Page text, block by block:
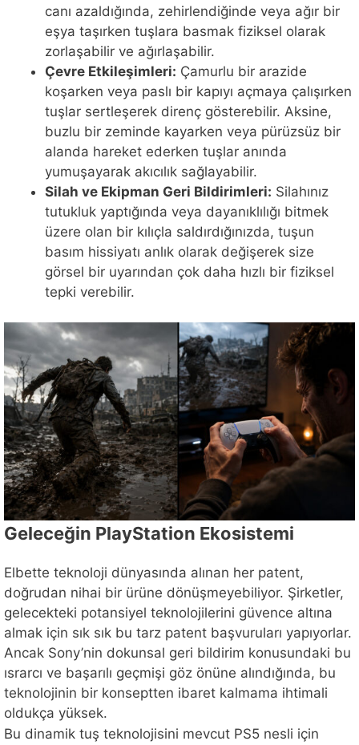
canı azaldığında, zehirlendiğinde veya ağır bir
eşya taşırken tuşlara basmak fiziksel olarak
zorlaşabilir ve ağırlaşabilir.
Çevre Etkileşimleri: Çamurlu bir arazide
koşarken veya paslı bir kapıyı açmaya çalışırken
tuşlar sertleşerek direnç gösterebilir. Aksine,
buzlu bir zeminde kayarken veya pürüzsüz bir
alanda hareket ederken tuşlar anında
yumuşayarak akıcılık sağlayabilir.
Silah ve Ekipman Geri Bildirimleri: Silahınız
tutukluk yaptığında veya dayanıklılığı bitmek
üzere olan bir kılıçla saldırdığınızda, tuşun
basım hissiyatı anlık olarak değişerek size
görsel bir uyarından çok daha hızlı bir fiziksel
tepki verebilir.
Geleceğin PlayStation Ekosistemi
Elbette teknoloji dünyasında alınan her patent,
doğrudan nihai bir ürüne dönüşmeyebiliyor. Şirketler,
gelecekteki potansiyel teknolojilerini güvence altına
almak için sık sık bu tarz patent başvuruları yapıyorlar.
Ancak Sony’nin dokunsal geri bildirim konusundaki bu
ısrarcı ve başarılı geçmişi göz önüne alındığında, bu
teknolojinin bir konseptten ibaret kalmama ihtimali
oldukça yüksek.
Bu dinamik tuş teknolojisini mevcut PS5 nesli için